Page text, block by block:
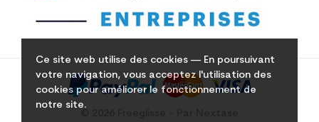
Ce site web utilise des cookies — En poursuivant
votre navigation, vous acceptez l'utilisation des
cookies pour améliorer le fonctionnement de
notre site.